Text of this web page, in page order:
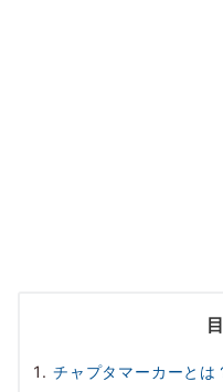
チャプタマーカーとは